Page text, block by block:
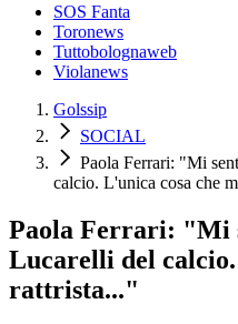
SOS Fanta
Toronews
Tuttobolognaweb
Violanews
Golssip
SOCIAL
Paola Ferrari: "Mi
calcio. L'unica cosa che
Paola Ferrari: "Mi
Lucarelli del
rattrista..."